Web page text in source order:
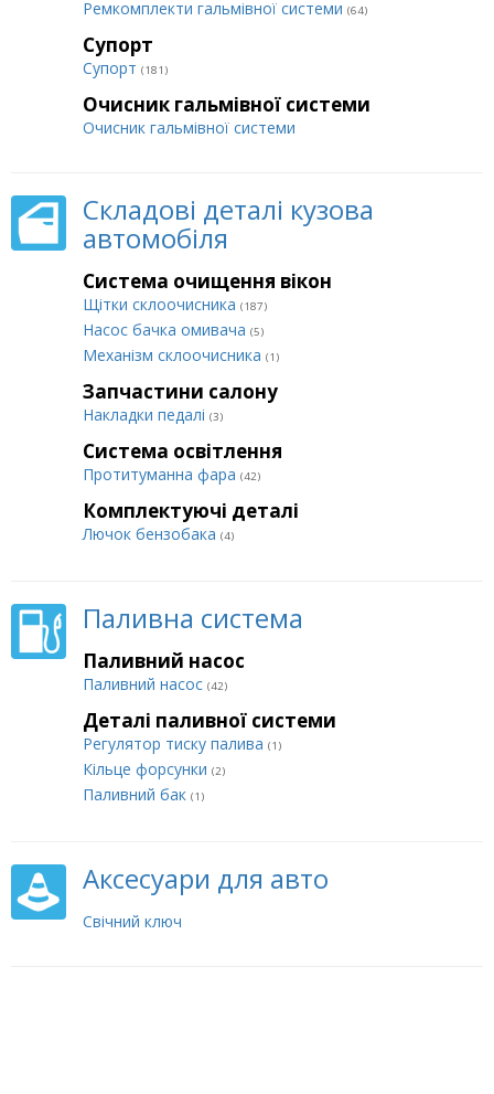
Ремкомплекти гальмівної системи (64)
Супорт
Супорт (181)
Очисник гальмівної системи
Очисник гальмівної системи
Складові деталі кузова
автомобіля
Система очищення вікон
Щітки склоочисника (187)
Насос бачка омивача (5)
Механізм склоочисника (1)
Запчастини салону
Накладки педалі (3)
Система освітлення
Протитуманна фара (42)
Комплектуючі деталі
Лючок бензобака (4)
Паливна система
Паливний насос
Паливний насос (42)
Деталі паливної системи
Регулятор тиску палива (1)
Кільце форсунки (2)
Паливний бак (1)
Аксесуари для авто
Свічний ключ